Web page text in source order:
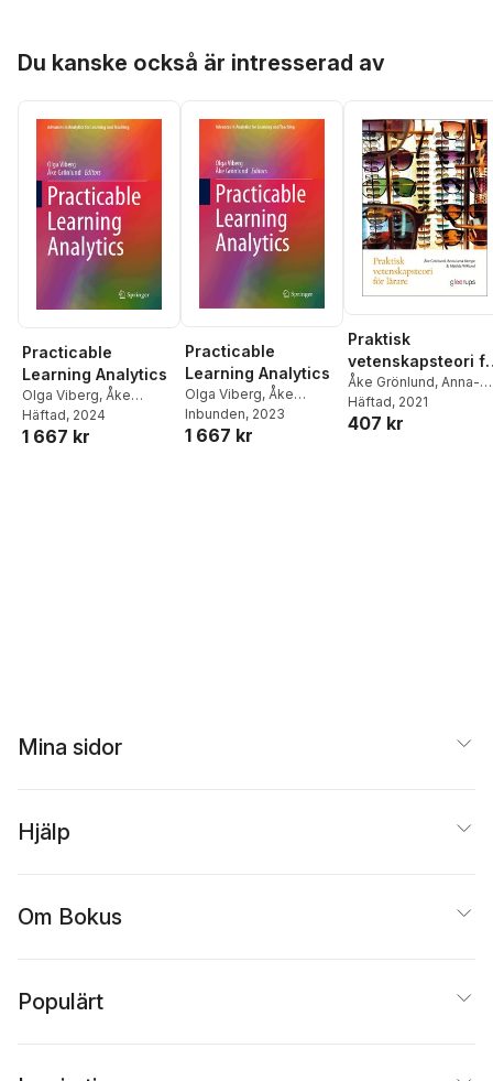
Du kanske också är intresserad av
Practicable
Learning Analytics
Olga Viberg, Åke
Grönlund
Häftad, 2024
1 667 kr
Practicable
Learning Analytics
Olga Viberg, Åke
Grönlund
Inbunden, 2023
1 667 kr
Praktisk
vetenskapsteori
lärare
Åke Grönlund, Anna-
Lena Kempe
Wiklund
Häftad, 2021
407 kr
Mina sidor
Hjälp
Om Bokus
Populärt